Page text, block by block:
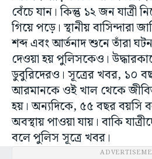
বেঁচে যান। কিন্তু ১২ জন যাত্রী
গিয়ে পড়ে। স্থানীয় বাসিন্দারা
শব্দ এবং আর্তনাদ শুনে তাঁরা
দেওয়া হয় পুলিসকেও।
ডুবুরিদেরও। সূত্রের খবর, ১০
আরমানকে ওই খাল থেকে
হয়। অন্যদিকে, ৫৫ বছর বয়সি
অবস্থায় পাওয়া যায়। বাকি
বলে পুলিস সূত্রে খবর।